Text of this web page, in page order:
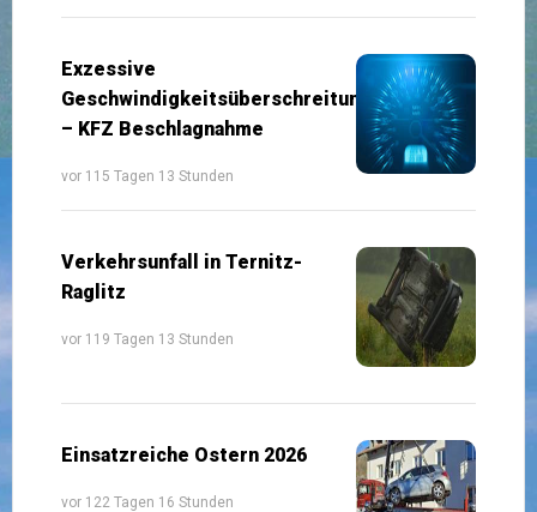
Exzessive
Geschwindigkeitsüberschreitung
– KFZ Beschlagnahme
vor 115 Tagen 13 Stunden
Verkehrsunfall in Ternitz-
Raglitz
vor 119 Tagen 13 Stunden
Einsatzreiche Ostern 2026
vor 122 Tagen 16 Stunden